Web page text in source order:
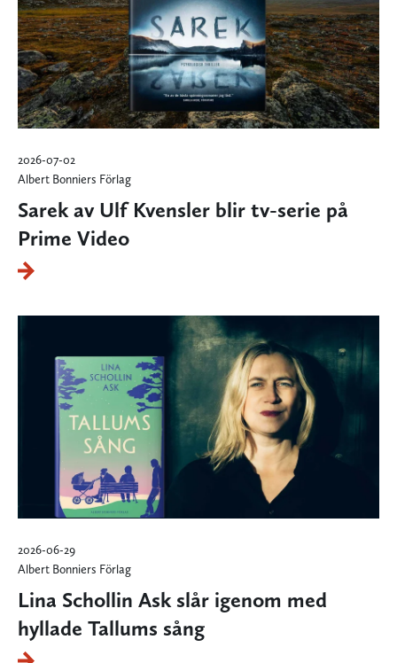
2026-07-02
Albert Bonniers Förlag
Sarek av Ulf Kvensler blir tv-serie på
Prime Video
2026-06-29
Albert Bonniers Förlag
Lina Schollin Ask slår igenom med
hyllade Tallums sång